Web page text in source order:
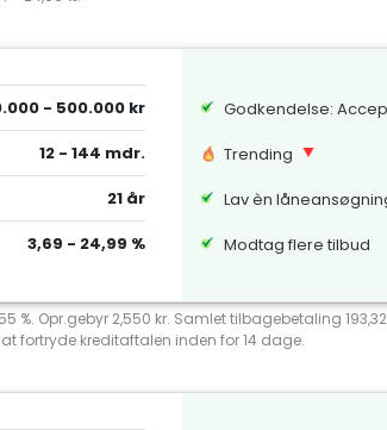
- 500.000 kr
12 - 144 mdr.
21 år
3,69 - 24,99 %
Godkendelse:
Trending
Lav èn
Modtag flere tilbud
%. Opr.gebyr 2,550 kr. Samlet tilbagebetaling
fortryde kreditaftalen inden for 14 dage.